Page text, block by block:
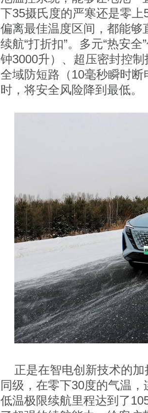
下35摄氏度的严寒还是零
偏离最佳温度区间，都能
续航“打折扣”。多元“热安
钟3000升）、超压密封控
全域防短路（10毫秒瞬时
时，将安全风险降到最低。
正是在智电创新技术的
同级，在零下30度的气温
低温极限续航里程达到了